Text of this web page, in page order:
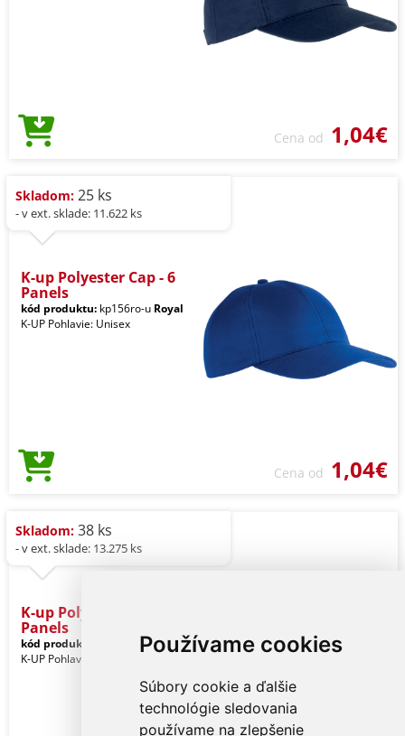
Používame cookies
Súbory cookie a ďalšie
technológie sledovania
používame na zlepšenie
Cena od 1,04€
Skladom: 25 ks
- v ext. sklade: 11.622 ks
K-up Polyester Cap - 6
Panels
kód produktu: kp156ro-u Royal
K-UP Pohlavie: Unisex
Cena od 1,04€
Skladom: 38 ks
- v ext. sklade: 13.275 ks
K-up Polyester Cap - 5
Panels
kód produktu: kp157nv-uNavy
K-UP Pohlavie: Unisex